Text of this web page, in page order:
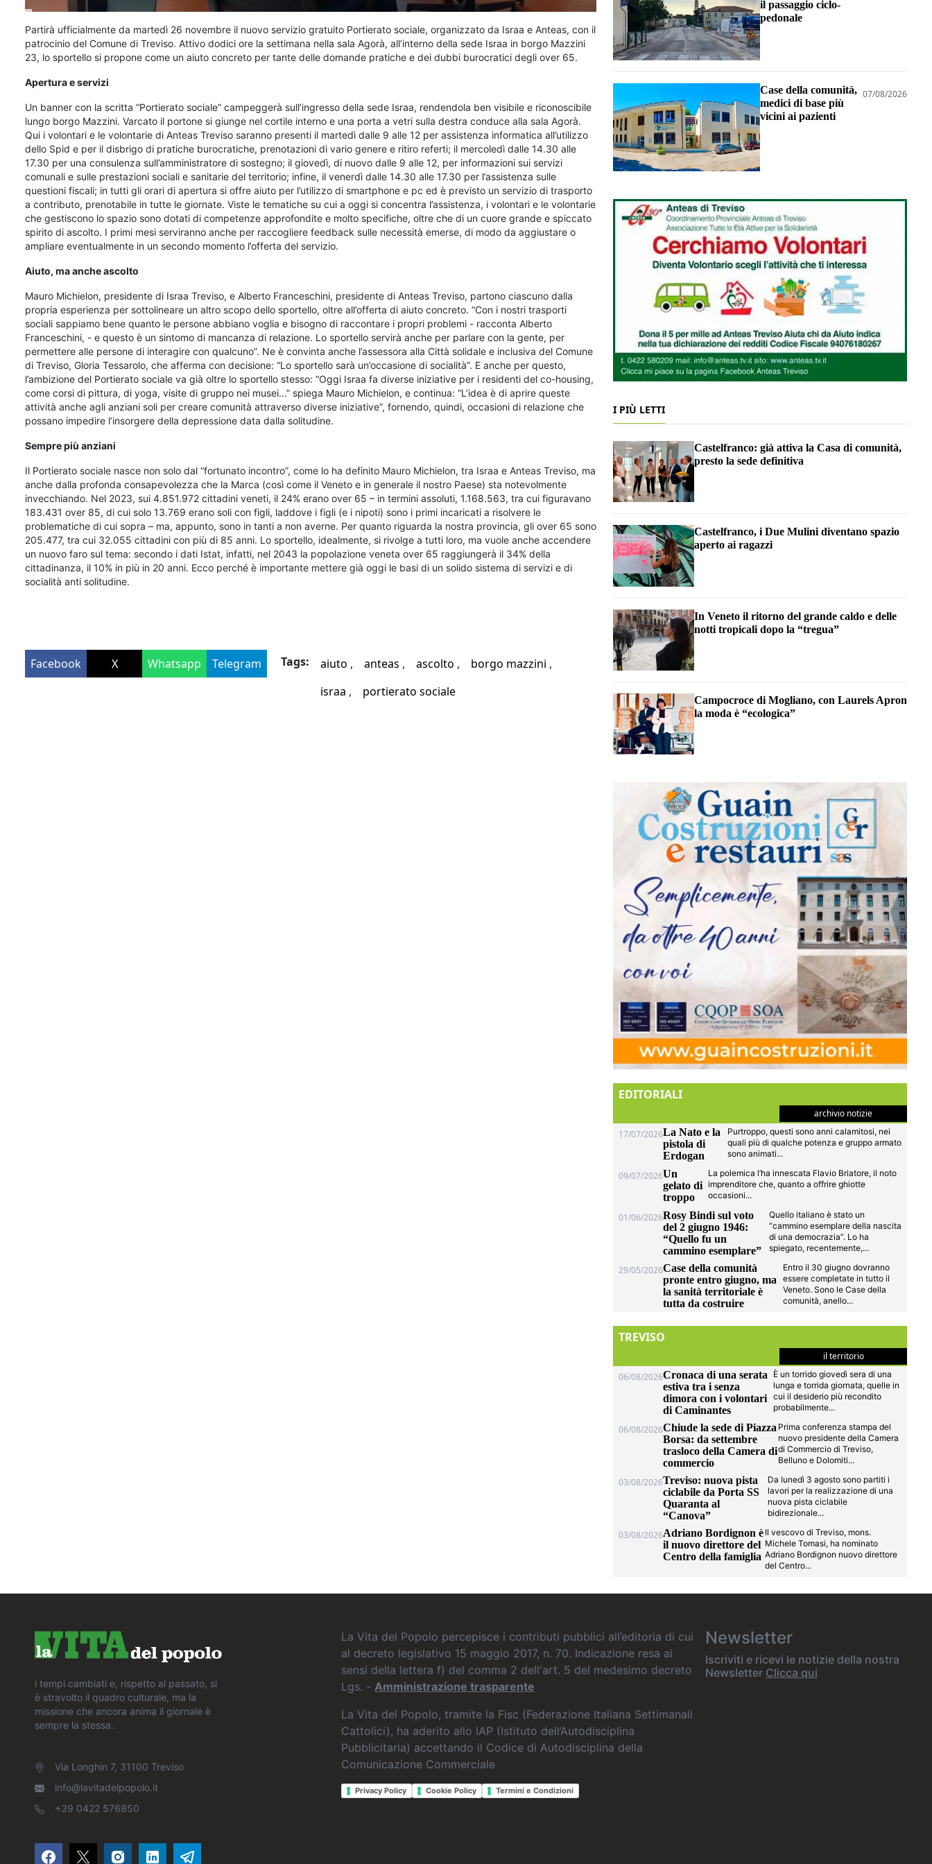
Partirà ufficialmente da martedì 26 novembre il nuovo servizio gratuito Portierato sociale, organizzato da Israa e Anteas, con il
patrocinio del Comune di Treviso. Attivo dodici ore la settimana nella sala Agorà, all’interno della sede Israa in borgo Mazzini
23, lo sportello si propone come un aiuto concreto per tante delle domande pratiche e dei dubbi burocratici degli over 65.
Apertura e servizi
Un banner con la scritta “Portierato sociale” campeggerà sull’ingresso della sede Israa, rendendola ben visibile e riconoscibile
lungo borgo Mazzini. Varcato il portone si giunge nel cortile interno e una porta a vetri sulla destra conduce alla sala Agorà.
Qui i volontari e le volontarie di Anteas Treviso saranno presenti il martedì dalle 9 alle 12 per assistenza informatica all’utilizzo
dello Spid e per il disbrigo di pratiche burocratiche, prenotazioni di vario genere e ritiro referti; il mercoledì dalle 14.30 alle
17.30 per una consulenza sull’amministratore di sostegno; il giovedì, di nuovo dalle 9 alle 12, per informazioni sui servizi
comunali e sulle prestazioni sociali e sanitarie del territorio; infine, il venerdì dalle 14.30 alle 17.30 per l’assistenza sulle
questioni fiscali; in tutti gli orari di apertura si offre aiuto per l’utilizzo di smartphone e pc ed è previsto un servizio di trasporto
a contributo, prenotabile in tutte le giornate. Viste le tematiche su cui a oggi si concentra l’assistenza, i volontari e le volontarie
che gestiscono lo spazio sono dotati di competenze approfondite e molto specifiche, oltre che di un cuore grande e spiccato
spirito di ascolto. I primi mesi serviranno anche per raccogliere feedback sulle necessità emerse, di modo da aggiustare o
ampliare eventualmente in un secondo momento l’offerta del servizio.
Aiuto, ma anche ascolto
Mauro Michielon, presidente di Israa Treviso, e Alberto Franceschini, presidente di Anteas Treviso, partono ciascuno dalla
propria esperienza per sottolineare un altro scopo dello sportello, oltre all’offerta di aiuto concreto. “Con i nostri trasporti
sociali sappiamo bene quanto le persone abbiano voglia e bisogno di raccontare i propri problemi - racconta Alberto
Franceschini, - e questo è un sintomo di mancanza di relazione. Lo sportello servirà anche per parlare con la gente, per
permettere alle persone di interagire con qualcuno”. Ne è convinta anche l’assessora alla Città solidale e inclusiva del Comune
di Treviso, Gloria Tessarolo, che afferma con decisione: “Lo sportello sarà un’occasione di socialità”. E anche per questo,
l’ambizione del Portierato sociale va già oltre lo sportello stesso: “Oggi Israa fa diverse iniziative per i residenti del co-housing,
come corsi di pittura, di yoga, visite di gruppo nei musei...” spiega Mauro Michielon, e continua: “L’idea è di aprire queste
attività anche agli anziani soli per creare comunità attraverso diverse iniziative”, fornendo, quindi, occasioni di relazione che
possano impedire l’insorgere della depressione data dalla solitudine.
Sempre più anziani
Il Portierato sociale nasce non solo dal “fortunato incontro”, come lo ha definito Mauro Michielon, tra Israa e Anteas Treviso, ma
anche dalla profonda consapevolezza che la Marca (così come il Veneto e in generale il nostro Paese) sta notevolmente
invecchiando. Nel 2023, sui 4.851.972 cittadini veneti, il 24% erano over 65 – in termini assoluti, 1.168.563, tra cui figuravano
183.431 over 85, di cui solo 13.769 erano soli con figli, laddove i figli (e i nipoti) sono i primi incaricati a risolvere le
problematiche di cui sopra – ma, appunto, sono in tanti a non averne. Per quanto riguarda la nostra provincia, gli over 65 sono
205.477, tra cui 32.055 cittadini con più di 85 anni. Lo sportello, idealmente, si rivolge a tutti loro, ma vuole anche accendere
un nuovo faro sul tema: secondo i dati Istat, infatti, nel 2043 la popolazione veneta over 65 raggiungerà il 34% della
cittadinanza, il 10% in più in 20 anni. Ecco perché è importante mettere già oggi le basi di un solido sistema di servizi e di
socialità anti solitudine.
Facebook X Whatsapp Telegram Tags: aiuto anteas ascolto
borgo mazzini
israa
portierato sociale
il passaggio ciclo-
pedonale
Case della comunità,
medici di base più
vicini ai pazienti
07/08/2026
I PIÙ LETTI
Castelfranco: già attiva la Casa di comunità,
presto la sede definitiva
Castelfranco, i Due Mulini diventano spazio
aperto ai ragazzi
In Veneto il ritorno del grande caldo e delle
notti tropicali dopo la “tregua”
Campocroce di Mogliano, con Laurels Apron
la moda è “ecologica”
EDITORIALI
archivio notizie
17/07/2026La Nato e la
pistola di
Erdogan
Purtroppo, questi sono anni calamitosi, nei
quali più di qualche potenza e gruppo armato
sono animati...
09/07/2026Un
gelato di
troppo
La polemica l’ha innescata Flavio Briatore, il noto
imprenditore che, quanto a offrire ghiotte
occasioni...
01/06/2026Rosy Bindi sul voto
del 2 giugno 1946:
“Quello fu un
cammino esemplare”
Quello italiano è stato un
“cammino esemplare della nascita
di una democrazia”. Lo ha
spiegato, recentemente,...
29/05/2026Case della comunità
pronte entro giugno, ma
la sanità territoriale è
tutta da costruire
Entro il 30 giugno dovranno
essere completate in tutto il
Veneto. Sono le Case della
comunità, anello...
TREVISO
il territorio
06/08/2026Cronaca di una serata
estiva tra i senza
dimora con i volontari
di Caminantes
È un torrido giovedì sera di una
lunga e torrida giornata, quelle in
cui il desiderio più recondito
probabilmente...
06/08/2026Chiude la sede di Piazza
Borsa: da settembre
trasloco della Camera di
commercio
Prima conferenza stampa del
nuovo presidente della Camera
di Commercio di Treviso,
Belluno e Dolomiti...
03/08/2026Treviso: nuova pista
ciclabile da Porta SS
Quaranta al
“Canova”
Da lunedì 3 agosto sono partiti i
lavori per la realizzazione di una
nuova pista ciclabile
bidirezionale...
03/08/2026Adriano Bordignon è
il nuovo direttore del
Centro della famiglia
Il vescovo di Treviso, mons.
Michele Tomasi, ha nominato
Adriano Bordignon nuovo direttore
del Centro...
i tempi cambiati e, rispetto al passato, si
è stravolto il quadro culturale, ma la
missione che ancora anima il giornale è
sempre la stessa.
Via Longhin 7, 31100 Treviso
info@lavitadelpopolo.it
+39 0422 576850
La Vita del Popolo percepisce i contributi pubblici all’editoria di cui
al decreto legislativo 15 maggio 2017, n. 70. Indicazione resa ai
sensi della lettera f) del comma 2 dell'art. 5 del medesimo decreto
Lgs. -Amministrazione trasparente
La Vita del Popolo, tramite la Fisc (Federazione Italiana Settimanali
Cattolici), ha aderito allo IAP (Istituto dell’Autodisciplina
Pubblicitaria) accettando il Codice di Autodisciplina della
Comunicazione Commerciale
Privacy Policy Cookie Policy Termini e Condizioni
Newsletter
Iscriviti e ricevi le notizie della nostra
Newsletter Clicca qui